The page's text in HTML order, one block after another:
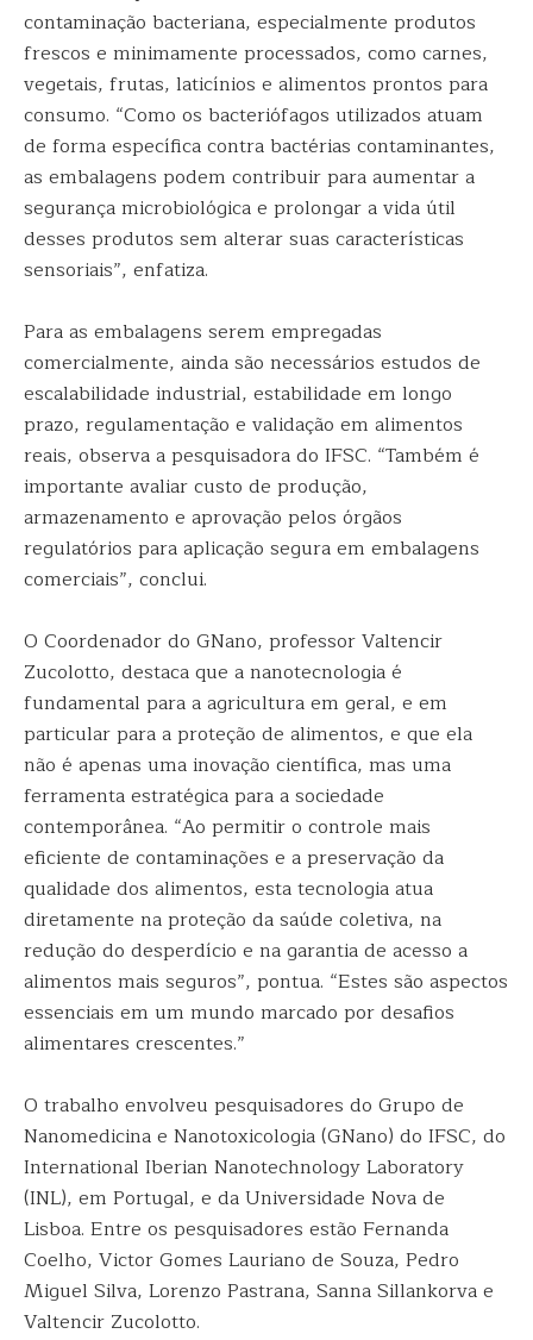
contaminação bacteriana, especialmente produtos
frescos e minimamente processados, como carnes,
vegetais, frutas, laticínios e alimentos prontos para
consumo. “Como os bacteriófagos utilizados atuam
de forma específica contra bactérias contaminantes,
as embalagens podem contribuir para aumentar a
segurança microbiológica e prolongar a vida útil
desses produtos sem alterar suas características
sensoriais”, enfatiza.
Para as embalagens serem empregadas
comercialmente, ainda são necessários estudos de
escalabilidade industrial, estabilidade em longo
prazo, regulamentação e validação em alimentos
reais, observa a pesquisadora do IFSC. “Também é
importante avaliar custo de produção,
armazenamento e aprovação pelos órgãos
regulatórios para aplicação segura em embalagens
comerciais”, conclui.
O Coordenador do GNano, professor Valtencir
Zucolotto, destaca que a nanotecnologia é
fundamental para a agricultura em geral, e em
particular para a proteção de alimentos, e que ela
não é apenas uma inovação científica, mas uma
ferramenta estratégica para a sociedade
contemporânea. “Ao permitir o controle mais
eficiente de contaminações e a preservação da
qualidade dos alimentos, esta tecnologia atua
diretamente na proteção da saúde coletiva, na
redução do desperdício e na garantia de acesso a
alimentos mais seguros”, pontua. “Estes são aspectos
essenciais em um mundo marcado por desafios
alimentares crescentes.”
O trabalho envolveu pesquisadores do Grupo de
Nanomedicina e Nanotoxicologia (GNano) do IFSC, do
International Iberian Nanotechnology Laboratory
(INL), em Portugal, e da Universidade Nova de
Lisboa. Entre os pesquisadores estão Fernanda
Coelho, Victor Gomes Lauriano de Souza, Pedro
Miguel Silva, Lorenzo Pastrana, Sanna Sillankorva e
Valtencir Zucolotto.